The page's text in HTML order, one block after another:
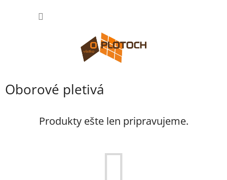
Oborové pletivá
Produkty ešte len pripravujeme.